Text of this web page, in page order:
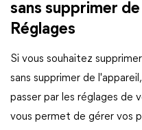
sans supprimer
Réglages
Si vous souhaitez
sans supprimer de
passer par les réglages de
vous permet de gérer vos